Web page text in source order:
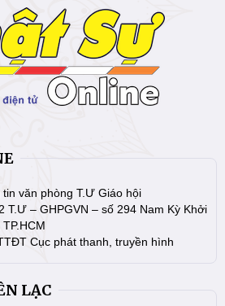
văn phòng T.Ư Giáo hội
T.Ư – GHPGVN – số 294 Nam Kỳ Khởi
Cục phát thanh, truyền hình
LẠC